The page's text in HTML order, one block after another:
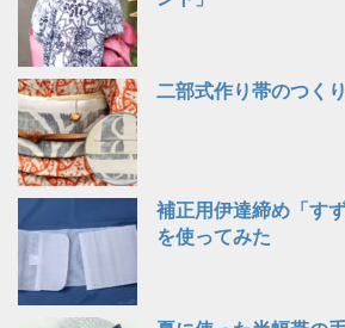
二部式作り帯のつく
補正用伊達締め「す
を使ってみた